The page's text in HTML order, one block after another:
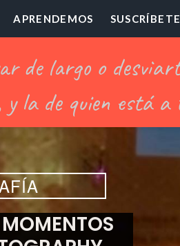
APRENDEMOS SUSCRÍBETE